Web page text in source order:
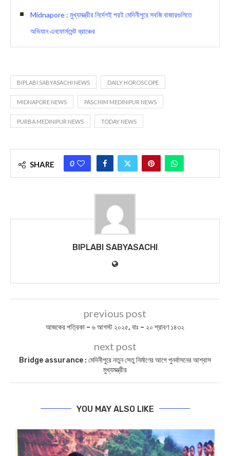
Midnapore : মুখ্যমন্ত্রীর নির্দেশই পরই মেদিনীপুরে সবজি বাজারগুলিতে
অভিযান এনফোর্সমেন্ট ব্রাঞ্চের
BIPLABI SABYASACHI NEWS DAILY HOROSCOPE
MIDNAPORE NEWS PASCHIM MEDINIPUR NEWS
PURBA MEDINIPUR NEWS TODAY NEWS
SHARE 0
BIPLABI SABYASACHI
previous post
আজকের পত্রিকা – ৬ আগস্ট ২০২৫, বাঃ – ২০ শ্রাবণ ১৪৩২
next post
Bridge assurance : মেদিনীপুরে নতুন সেতু নির্মাণের আগে পুনর্বাসনের আশ্বাস
মুখ্যমন্ত্রীর
YOU MAY ALSO LIKE